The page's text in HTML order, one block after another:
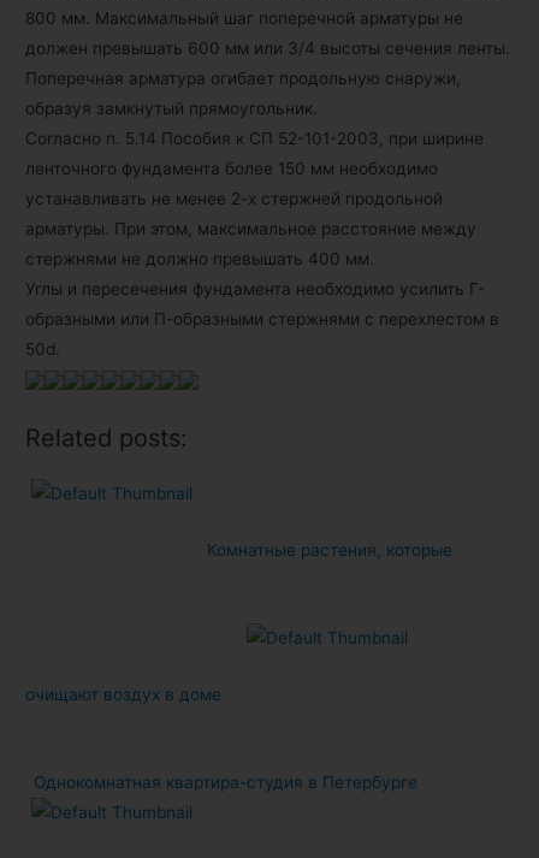
800 мм. Максимальный шаг поперечной арматуры не
должен превышать 600 мм или 3/4 высоты сечения ленты.
Поперечная арматура огибает продольную снаружи,
образуя замкнутый прямоугольник.
Согласно п. 5.14 Пособия к СП 52-101-2003, при ширине
ленточного фундамента более 150 мм необходимо
устанавливать не менее 2-х стержней продольной
арматуры. При этом, максимальное расстояние между
стержнями не должно превышать 400 мм.
Углы и пересечения фундамента необходимо усилить Г-
образными или П-образными стержнями с перехлестом в
50d.
Related posts:
Комнатные растения, которые
очищают воздух в доме
Однокомнатная квартира-студия в Петербурге